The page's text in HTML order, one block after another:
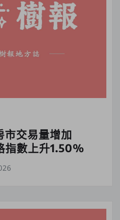
市交易量增加
數上升1.50%